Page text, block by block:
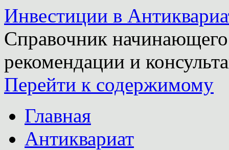
Инвестиции в
Справочник
рекомендации и
Перейти к содержимому
Главная
Антиквариат